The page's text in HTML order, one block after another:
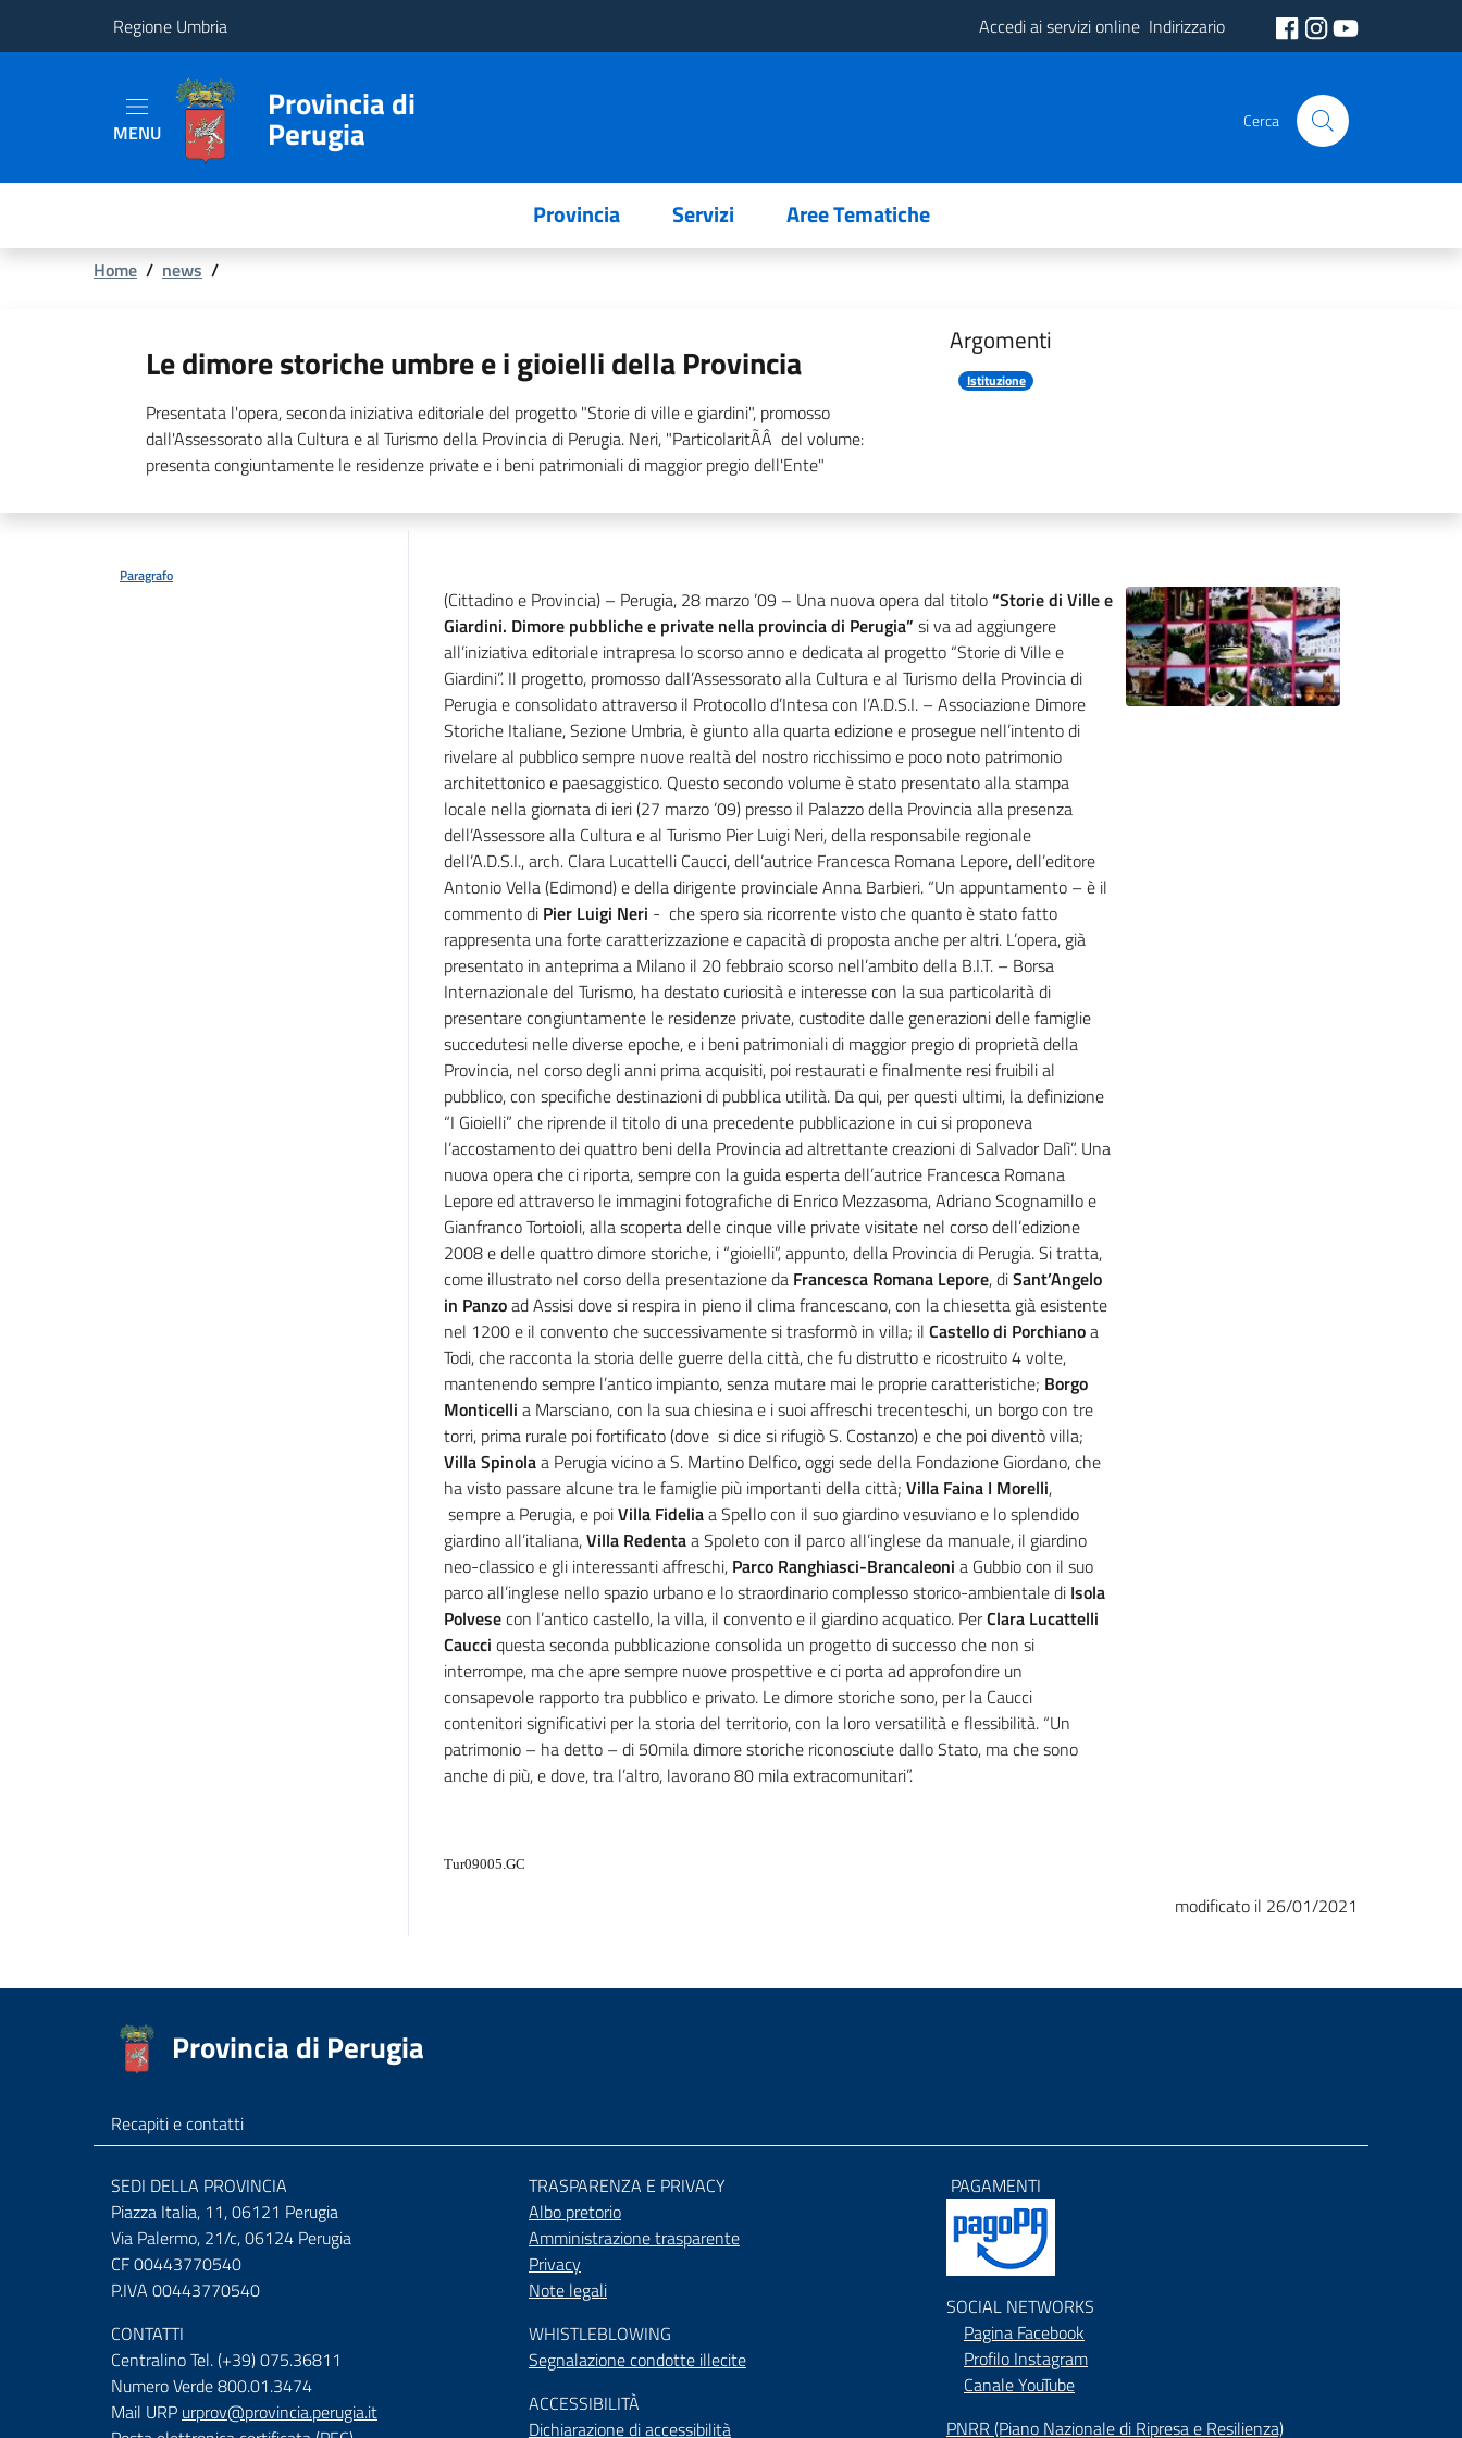
Regione Umbria Accedi ai servizi online Indirizzario
Tematiche
MENU
Provincia di
Perugia Cerca
Provincia Servizi Aree Tematiche
Briciole
pane
Home / news /
Le dimore storiche umbre e i gioielli della Provincia
Presentata l'opera, seconda iniziativa editoriale del progetto "Storie di ville e giardini", promosso
dall'Assessorato alla Cultura e al Turismo della Provincia di Perugia. Neri, "ParticolaritÃÂ del volume:
presenta congiuntamente le residenze private e i beni patrimoniali di maggior pregio dell'Ente"
Argomenti
Istituzione
Paragrafo
(Cittadino e Provincia) – Perugia, 28 marzo ’09 – Una nuova opera dal titolo“Storie di Ville e
Giardini. Dimore pubbliche e private nella provincia di Perugia” si va ad aggiungere
all’iniziativa editoriale intrapresa lo scorso anno e dedicata al progetto “Storie di Ville e
Giardini”. Il progetto, promosso dall’Assessorato alla Cultura e al Turismo della Provincia di
Perugia e consolidato attraverso il Protocollo d’Intesa con l’A.D.S.I. – Associazione Dimore
Storiche Italiane, Sezione Umbria, è giunto alla quarta edizione e prosegue nell’intento di
rivelare al pubblico sempre nuove realtà del nostro ricchissimo e poco noto patrimonio
architettonico e paesaggistico. Questo secondo volume è stato presentato alla stampa
locale nella giornata di ieri (27 marzo ’09) presso il Palazzo della Provincia alla presenza
dell’Assessore alla Cultura e al Turismo Pier Luigi Neri, della responsabile regionale
dell’A.D.S.I., arch. Clara Lucattelli Caucci, dell’autrice Francesca Romana Lepore, dell’editore
Antonio Vella (Edimond) e della dirigente provinciale Anna Barbieri. “Un appuntamento – è il
commento di Pier Luigi Neri - che spero sia ricorrente visto che quanto è stato fatto
rappresenta una forte caratterizzazione e capacità di proposta anche per altri. L’opera, già
presentato in anteprima a Milano il 20 febbraio scorso nell’ambito della B.I.T. – Borsa
Internazionale del Turismo, ha destato curiosità e interesse con la sua particolarità di
presentare congiuntamente le residenze private, custodite dalle generazioni delle famiglie
succedutesi nelle diverse epoche, e i beni patrimoniali di maggior pregio di proprietà della
Provincia, nel corso degli anni prima acquisiti, poi restaurati e finalmente resi fruibili al
pubblico, con specifiche destinazioni di pubblica utilità. Da qui, per questi ultimi, la definizione
“I Gioielli” che riprende il titolo di una precedente pubblicazione in cui si proponeva
l’accostamento dei quattro beni della Provincia ad altrettante creazioni di Salvador Dalì”. Una
nuova opera che ci riporta, sempre con la guida esperta dell’autrice Francesca Romana
Lepore ed attraverso le immagini fotografiche di Enrico Mezzasoma, Adriano Scognamillo e
Gianfranco Tortoioli, alla scoperta delle cinque ville private visitate nel corso dell’edizione
2008 e delle quattro dimore storiche, i “gioielli”, appunto, della Provincia di Perugia. Si tratta,
come illustrato nel corso della presentazione da Francesca Romana Lepore, diSant’Angelo
in Panzoad Assisi dove si respira in pieno il clima francescano, con la chiesetta già esistente
nel 1200 e il convento che successivamente si trasformò in villa; il Castello di Porchianoa
Todi, che racconta la storia delle guerre della città, che fu distrutto e ricostruito 4 volte,
mantenendo sempre l’antico impianto, senza mutare mai le proprie caratteristiche; Borgo
Monticelli a Marsciano, con la sua chiesina e i suoi affreschi trecenteschi, un borgo con tre
torri, prima rurale poi fortificato (dove si dice si rifugiò S. Costanzo) e che poi diventò villa;
Villa Spinolaa Perugia vicino a S. Martino Delfico, oggi sede della Fondazione Giordano, che
ha visto passare alcune tra le famiglie più importanti della città; Villa Faina I Morelli,
sempre a Perugia,e poiVilla Fideliaa Spello con il suo giardino vesuviano e lo splendido
giardino all’italiana,Villa Redentaa Spoleto con il parco all’inglese da manuale, il giardino
neo-classico e gli interessanti affreschi, Parco Ranghiasci-Brancaleoni a Gubbio con il suo
parco all’inglese nello spazio urbano e lo straordinario complesso storico-ambientale di Isola
Polvesecon l’antico castello, la villa, il convento e il giardino acquatico. PerClara Lucattelli
Caucci questa seconda pubblicazione consolida un progetto di successo che non si
interrompe, ma che apre sempre nuove prospettive e ci porta ad approfondire un
consapevole rapporto tra pubblico e privato. Le dimore storiche sono, per la Caucci
contenitori significativi per la storia del territorio, con la loro versatilità e flessibilità. “Un
patrimonio – ha detto – di 50mila dimore storiche riconosciute dallo Stato, ma che sono
anche di più, e dove, tra l’altro, lavorano 80 mila extracomunitari”.
Tur09005.GC
modificato il 26/01/2021
Provincia di Perugia
Recapiti e contatti
SEDI DELLA PROVINCIA
Piazza Italia, 11, 06121 Perugia
Via Palermo, 21/c, 06124 Perugia
CF 00443770540
P.IVA 00443770540
CONTATTI
Centralino Tel. (+39) 075.36811
Numero Verde 800.01.3474
Mail URP urprov@provincia.perugia.it
TRASPARENZA E PRIVACY
Albo pretorio
Amministrazione trasparente
Privacy
Note legali
WHISTLEBLOWING
Segnalazione condotte illecite
ACCESSIBILITÀ
Dichiarazione di accessibilità
PAGAMENTI
SOCIAL NETWORKS
Pagina Facebook
Profilo Instagram
Canale YouTube
PNRR (Piano Nazionale di Ripresa e Resilienza)